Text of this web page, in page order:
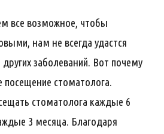
все возможное, чтобы
нам не всегда удастся
других заболеваний. Вот почему
посещение стоматолога.
стоматолога каждые 6
3 месяца. Благодаря